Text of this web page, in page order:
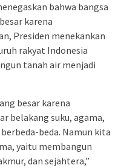
bahwa bangsa
karena
Presiden menekankan
rakyat Indonesia
tanah air menjadi
besar karena
belakang suku, agama,
beda. Namun kita
yaitu membangun
dan sejahtera,”